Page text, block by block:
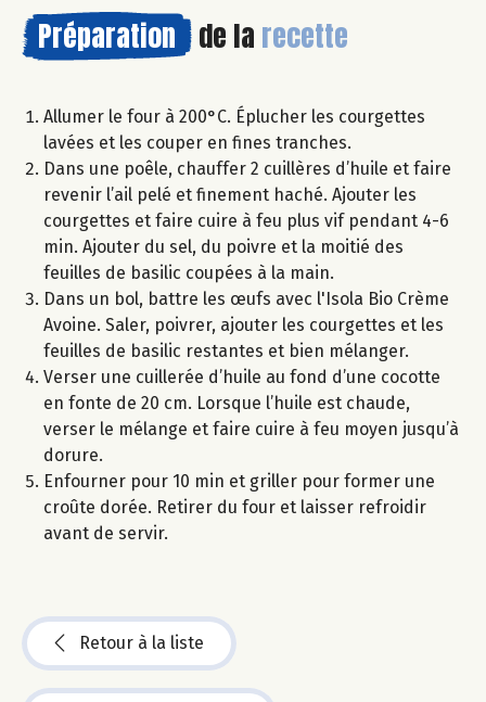
Préparation de la recette
Allumer le four à 200°C. Éplucher les courgettes
lavées et les couper en fines tranches.
Dans une poêle, chauffer 2 cuillères d’huile et faire
revenir l’ail pelé et finement haché. Ajouter les
courgettes et faire cuire à feu plus vif pendant 4-6
min. Ajouter du sel, du poivre et la moitié des
feuilles de basilic coupées à la main.
Dans un bol, battre les œufs avec l'Isola Bio Crème
Avoine. Saler, poivrer, ajouter les courgettes et les
feuilles de basilic restantes et bien mélanger.
Verser une cuillerée d’huile au fond d’une cocotte
en fonte de 20 cm. Lorsque l’huile est chaude,
verser le mélange et faire cuire à feu moyen jusqu’à
dorure.
Enfourner pour 10 min et griller pour former une
croûte dorée. Retirer du four et laisser refroidir
avant de servir.
Retour à la liste